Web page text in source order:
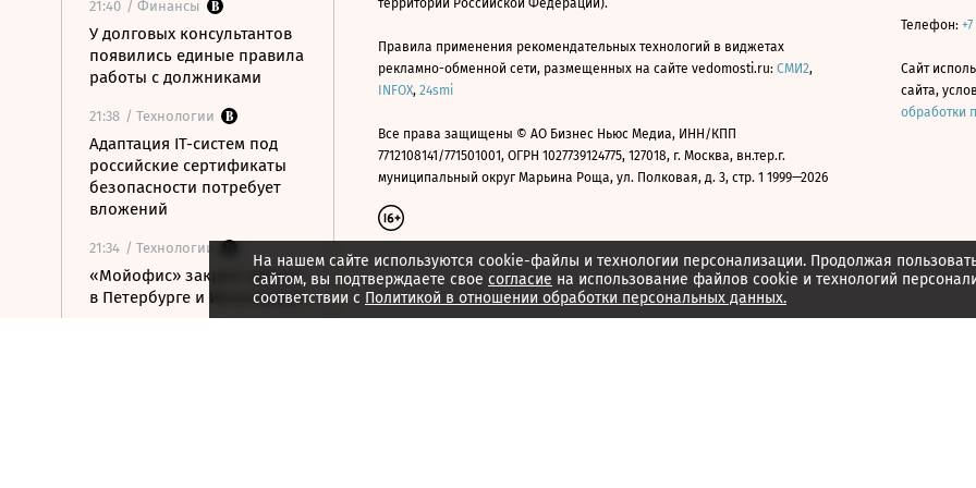
21:40 / Финансы
У долговых консультантов
появились единые правила
работы с должниками
21:38 / Технологии
Адаптация IT-систем под
российские сертификаты
безопасности потребует
вложений
21:34 / Технологии
«Мойофис» закрыл офисы
в Петербурге и Иннополисе
На нашем сайте используются cookie-файлы и технологии персонализации. Продолжая
сайтом, вы подтверждаете свое согласие на использование файлов cookie и технологий
соответствии с Политикой в отношении обработки персональных данных.
территории Российской Федерации).
Правила применения рекомендательных технологий в виджетах
рекламно-обменной сети, размещенных на сайте vedomosti.ru: СМИ2,
INFOX, 24smi
Все права защищены © АО Бизнес Ньюс Медиа, ИНН/КПП
7712108141/771501001, ОГРН 1027739124775, 127018, г. Москва, вн.тер.г.
муниципальный округ Марьина Роща, ул. Полковая, д. 3, стр. 1 1999—2026
Телефон:
Сайт
сайта,
обработки